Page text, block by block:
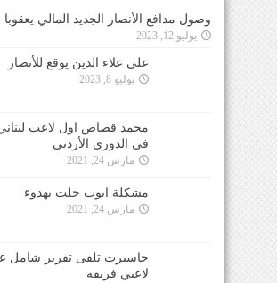
وصول مدافع الأنصار الجديد المالي يعقوبا
يوليو 12, 2023
علي علاء الدين يوقع للأنصار
يوليو 8, 2023
محمد قصاص اول لاعب
في الدوري الأردني
مارس 24, 2021
مشكلة ايوب حلت بهدوء
مارس 24, 2021
جاسبرت تلقى تقرير شامل
لاعبي فريقه